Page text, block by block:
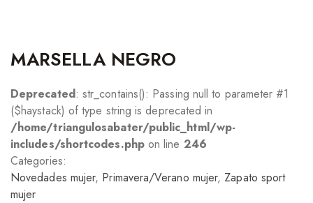
MARSELLA NEGRO
Deprecated: str_contains(): Passing null to parameter #1
($haystack) of type string is deprecated in
/home/triangulosabater/public_html/wp-
includes/shortcodes.phpon line 246
Categories:
Novedades mujer, Primavera/Verano mujer, Zapato sport
mujer